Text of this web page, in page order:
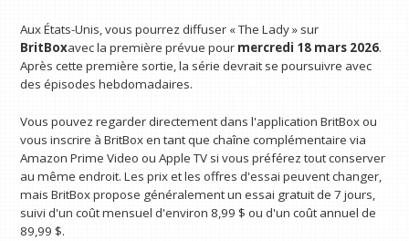
Aux États-Unis, vous pourrez diffuser « The Lady » sur
BritBoxavec la première prévue pour mercredi 18 mars 2026.
Après cette première sortie, la série devrait se poursuivre avec
des épisodes hebdomadaires.
Vous pouvez regarder directement dans l'application BritBox ou
vous inscrire à BritBox en tant que chaîne complémentaire via
Amazon Prime Video ou Apple TV si vous préférez tout conserver
au même endroit. Les prix et les offres d'essai peuvent changer,
mais BritBox propose généralement un essai gratuit de 7 jours,
suivi d'un coût mensuel d'environ 8,99 $ ou d'un coût annuel de
89,99 $.